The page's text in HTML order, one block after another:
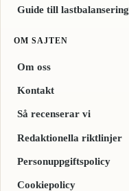
Guide till lastbalansering
OM SAJTEN
Om oss
Kontakt
Så recenserar vi
Redaktionella riktlinjer
Personuppgiftspolicy
Cookiepolicy